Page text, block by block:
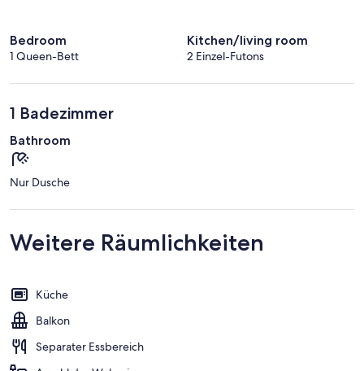
Bedroom
1 Queen-Bett
Kitchen/living room
2 Einzel-Futons
1 Badezimmer
Bathroom
Nur Dusche
Weitere Räumlichkeiten
Küche
Balkon
Separater Essbereich